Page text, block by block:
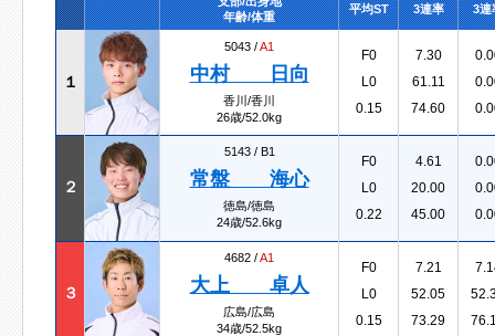
年齢/体重
平均ST
3連率
3連
１
5043 /A1
中村 日向
香川/香川
26歳/52.0kg
F0
L0
0.15
7.30
61.11
74.60
２
5143 / B1
常盤 海心
徳島/徳島
24歳/52.6kg
F0
L0
0.22
4.61
20.00
45.00
３
4682 /A1
大上 卓人
広島/広島
34歳/52.5kg
F0
L0
0.15
7.21
52.05
73.29